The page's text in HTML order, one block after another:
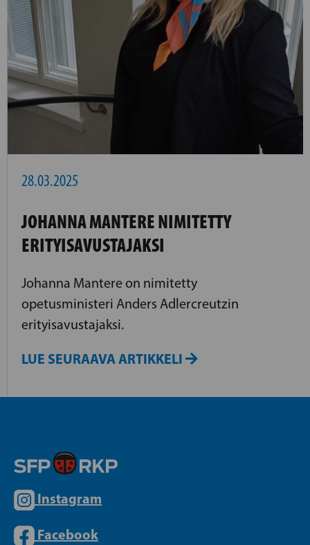
28.03.2025
JOHANNA MANTERE NIMITETTY
ERITYISAVUSTAJAKSI
Johanna Mantere on nimitetty
opetusministeri Anders Adlercreutzin
erityisavustajaksi.
LUE SEURAAVA ARTIKKELI
Instagram
Facebook